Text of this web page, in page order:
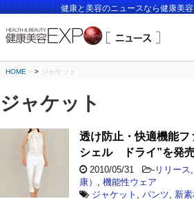
健康と美容のニュースなら健康美
HOME > ジャケット
ジャケット
透け防止・快適機能フ
シェル ドライ”を発
2010/05/31 - リリース
康）
機能性ウェア
ジャケット
パンツ 新